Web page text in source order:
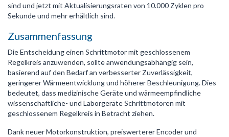
sind und jetzt mit Aktualisierungsraten von 10.000 Zyklen pro
Sekunde und mehr erhältlich sind.
Zusammenfassung
Die Entscheidung einen Schrittmotor mit geschlossenem
Regelkreis anzuwenden, sollte anwendungsabhängig sein,
basierend auf den Bedarf an verbesserter Zuverlässigkeit,
geringerer Wärmeentwicklung und höherer Beschleunigung. Dies
bedeutet, dass medizinische Geräte und wärmeempfindliche
wissenschaftliche- und Laborgeräte Schrittmotoren mit
geschlossenem Regelkreis in Betracht ziehen.
Dank neuer Motorkonstruktion, preiswerterer Encoder und